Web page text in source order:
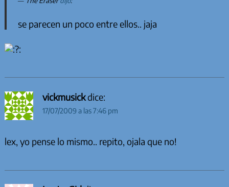
se parecen un poco entre ellos.. jaja
vickmusickdice:
17/07/2009 a las 7:46 pm
lex, yo pense lo mismo.. repito, ojala que no!